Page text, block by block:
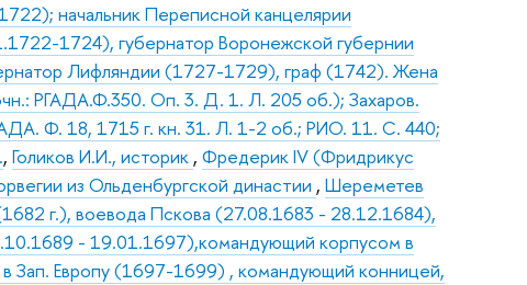
начальник Переписной канцелярии
1724), губернатор Воронежской губернии
Лифляндии (1727-1729), граф (1742). Жена
РГАДА.Ф.350. Оп. 3. Д. 1. Л. 205 об.); Захаров.
Ф. 18, 1715 г. кн. 31. Л. 1-2 об.; РИО. 11. С. 440;
,Голиков И.И., историк ,Фредерик IV (Фридрикус
из Ольденбургской династии ,Шереметев
г.), воевода Пскова (27.08.1683 - 28.12.1684),
- 19.01.1697),командующий корпусом в
Зап. Европу (1697-1699) , командующий конницей,